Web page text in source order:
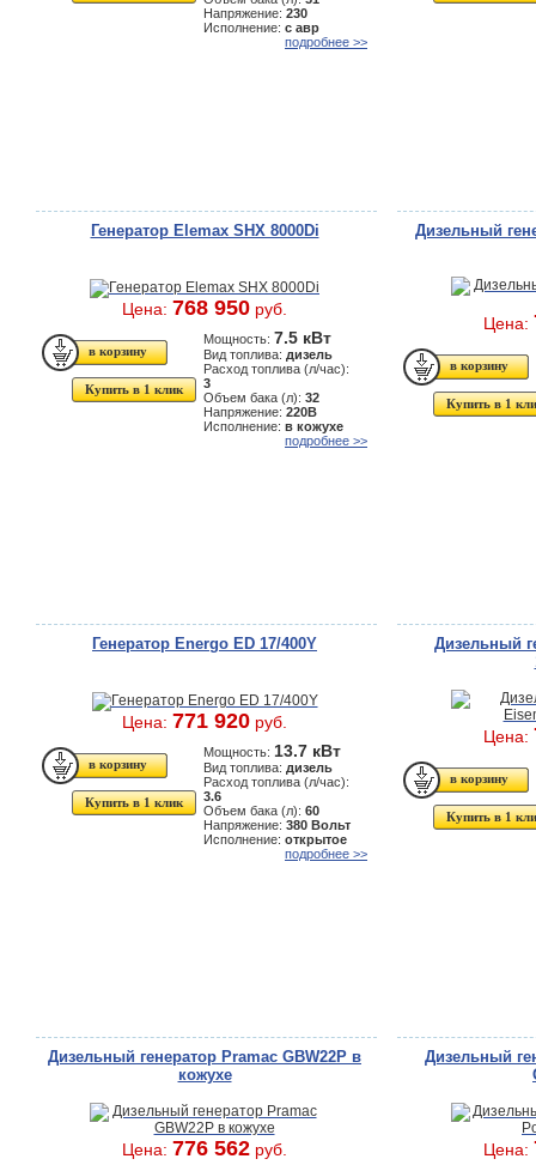
Напряжение: 230
Исполнение: с авр
подробнее >>
Генератор Elemax SHX 8000Di
Цена: 768 950 руб.
Купить в 1 клик
Мощность: 7.5 кВт
Вид топлива: дизель
Расход топлива (л/час):
3
Объем бака (л): 32
Напряжение: 220В
Исполнение: в кожухе
подробнее >>
Дизельный
Цена:
Купить в 1
Генератор Energo ED 17/400Y
Цена: 771 920 руб.
Купить в 1 клик
Мощность: 13.7 кВт
Вид топлива: дизель
Расход топлива (л/час):
3.6
Объем бака (л): 60
Напряжение: 380 Вольт
Исполнение: открытое
подробнее >>
Дизельный
Цена:
Купить в 1
Дизельный генератор Pramac GBW22P в
кожухе
Цена: 776 562 руб.
Дизельный
Цена: